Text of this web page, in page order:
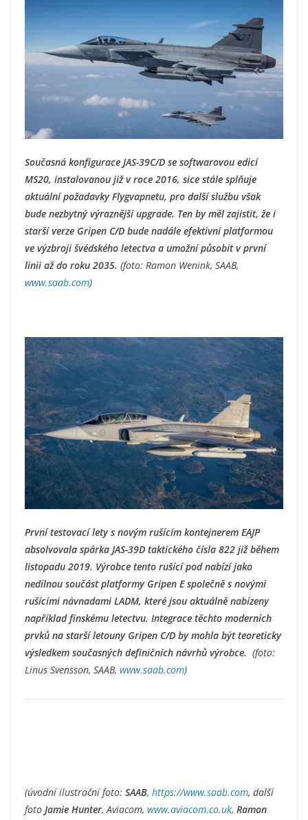
Současná konfigurace JAS-39C/D se softwarovou edicí
MS20, instalovanou již v roce 2016, sice stále splňuje
aktuální požadavky Flygvapnetu, pro další službu však
bude nezbytný výraznější upgrade. Ten by měl zajistit, že i
starší verze Gripen C/D bude nadále efektivní platformou
ve výzbroji švédského letectva a umožní působit v první
linii až do roku 2035. (foto: Ramon Wenink, SAAB,
www.saab.com)
První testovací lety s novým rušícím kontejnerem EAJP
absolvovala spárka JAS-39D taktického čísla 822 již během
listopadu 2019. Výrobce tento rušící pod nabízí jako
nedílnou součást platformy Gripen E společně s novými
rušícími návnadami LADM, které jsou aktuálně nabízeny
například finskému letectvu. Integrace těchto moderních
prvků na starší letouny Gripen C/D by mohla být teoreticky
výsledkem současných definičních návrhů výrobce. (foto:
Linus Svensson, SAAB, www.saab.com)
(úvodní ilustrační foto: SAAB, https://www.saab.com, další
foto Jamie Hunter, Aviacom, www.aviacom.co.uk, Ramon